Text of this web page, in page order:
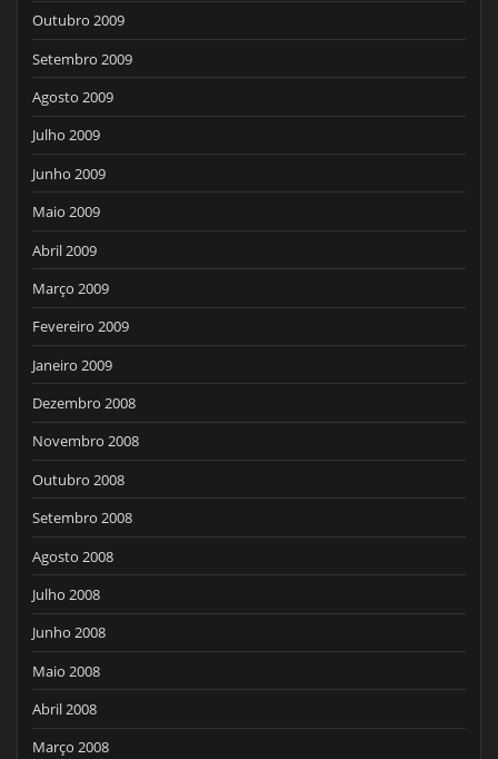
Outubro 2009
Setembro 2009
Agosto 2009
Julho 2009
Junho 2009
Maio 2009
Abril 2009
Março 2009
Fevereiro 2009
Janeiro 2009
Dezembro 2008
Novembro 2008
Outubro 2008
Setembro 2008
Agosto 2008
Julho 2008
Junho 2008
Maio 2008
Abril 2008
Março 2008